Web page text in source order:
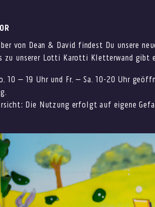
von Dean & David findest Du unsere
zu unserer Lotti Karotti Kletterwand gibt
10 – 19 Uhr und Fr. – Sa. 10-20 Uhr
Die Nutzung erfolgt auf eigene